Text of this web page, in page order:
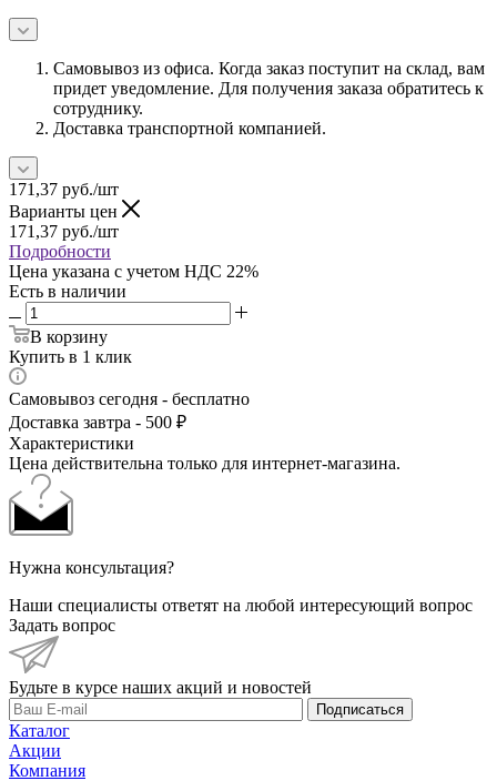
Самовывоз из офиса. Когда заказ поступит на склад, вам
придет уведомление. Для получения заказа обратитесь к
сотруднику.
Доставка транспортной компанией.
171,37 руб./шт
Варианты цен
171,37 руб./шт
Подробности
Цена указана с учетом НДС 22%
Есть в наличии
В корзину
Купить в 1 клик
Самовывоз сегодня - бесплатно
Доставка завтра - 500 ₽
Характеристики
Цена действительна только для интернет-магазина.
Нужна консультация?
Наши специалисты ответят на любой интересующий вопрос
Задать вопрос
Будьте в курсе наших акций и новостей
Подписаться
Каталог
Акции
Компания